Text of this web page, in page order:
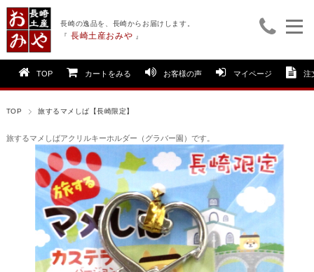
長崎の逸品を、長崎からお届けします。
『 長崎土産おみや 』
TOP カートをみる お客様の声 マイページ 注
TOP 旅するマメしば【長崎限定】
旅するマメしばアクリルキーホルダー（グラバー園）です。